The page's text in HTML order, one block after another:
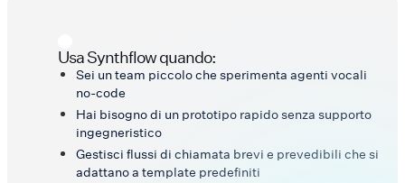
Usa Synthflow quando:
Sei un team piccolo che sperimenta agenti vocali
no-code
Hai bisogno di un prototipo rapido senza supporto
ingegneristico
Gestisci flussi di chiamata brevi e prevedibili che si
adattano a template predefiniti